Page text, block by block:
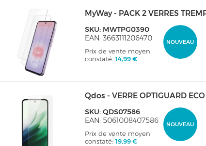
MyWay - PACK 2 VERRES
NOUVEAU
SKU: MWTPG0390
EAN: 3663111206470
Prix de vente moyen
constaté:14,99 €
Qdos - VERRE OPTIGUARD
NOUVEAU
SKU: QDS07586
EAN: 5061008407586
Prix de vente moyen
constaté:19,99 €